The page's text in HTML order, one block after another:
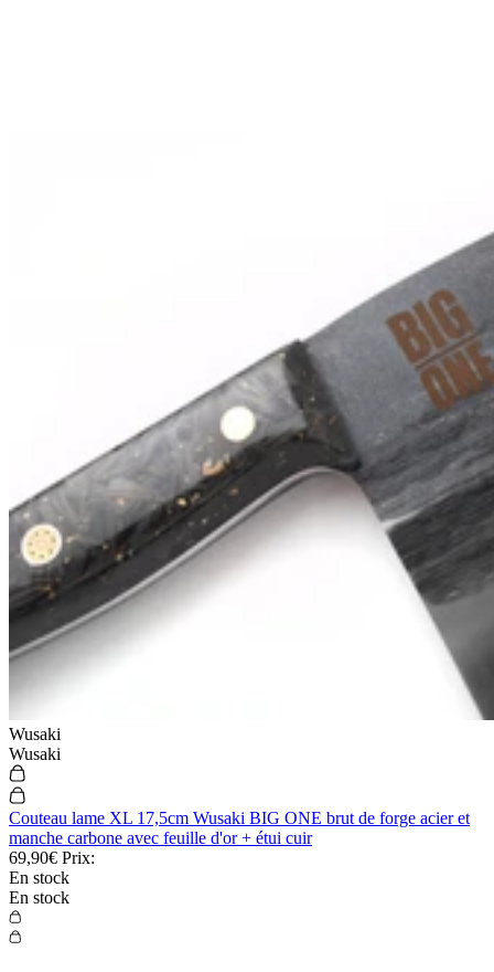
Wusaki
Wusaki
Couteau lame XL 17,5cm Wusaki BIG ONE brut de forge acier et
manche carbone avec feuille d'or + étui cuir
69,90€ Prix:
En stock
En stock